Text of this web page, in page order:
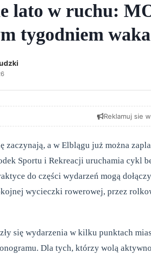
lato w ruchu:
tygodniem
Reklamuj sie
zaczynają, a w Elblągu już można
Sportu i Rekreacji uruchamia cykl
do części wydarzeń mogą
wycieczki rowerowej, przez
się wydarzenia w kilku punktach
Dla tych, którzy wolą